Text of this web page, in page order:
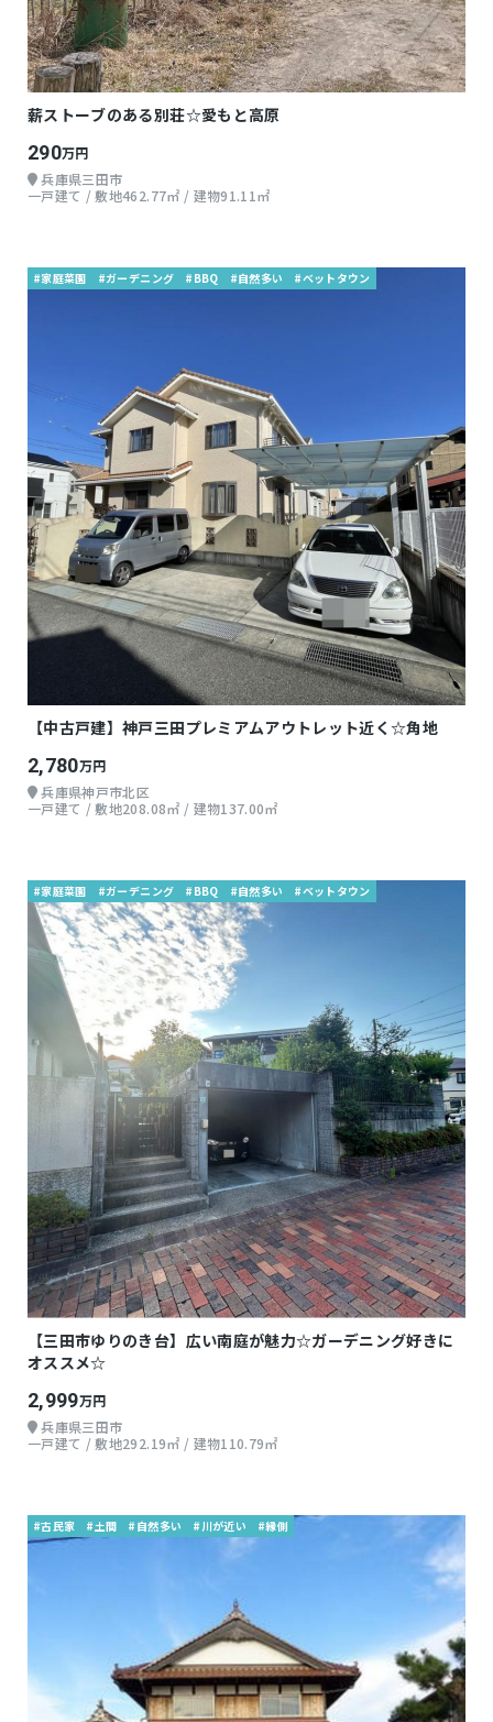
薪ストーブのある別荘☆愛もと高原
290万円
兵庫県三田市
一戸建て / 敷地462.77㎡ / 建物91.11㎡
#家庭菜園 #ガーデニング #BBQ #自然多い #ベットタウン
【中古戸建】神戸三田プレミアムアウトレット近く☆角地
2,780万円
兵庫県神戸市北区
一戸建て / 敷地208.08㎡ / 建物137.00㎡
#家庭菜園 #ガーデニング #BBQ #自然多い #ベットタウン
【三田市ゆりのき台】広い南庭が魅力☆ガーデニング好きに
オススメ☆
2,999万円
兵庫県三田市
一戸建て / 敷地292.19㎡ / 建物110.79㎡
#古民家 #土間 #自然多い #川が近い #縁側